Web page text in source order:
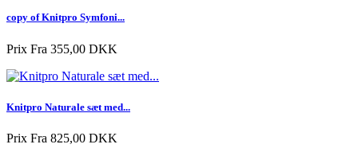
copy of Knitpro Symfoni...
Prix Fra 355,00 DKK
Knitpro Naturale sæt med...
Prix Fra 825,00 DKK